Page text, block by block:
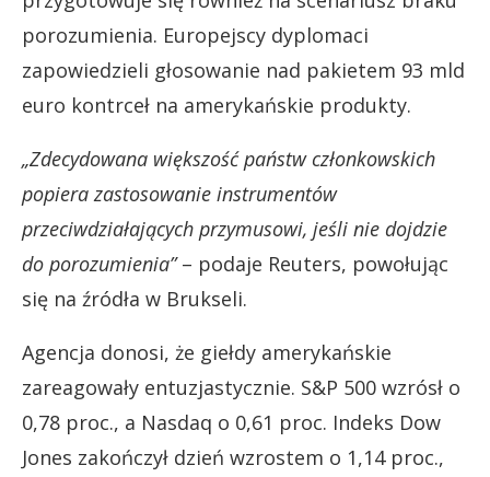
porozumienia. Europejscy dyplomaci
zapowiedzieli głosowanie nad pakietem 93 mld
euro kontrceł na amerykańskie produkty.
„Zdecydowana większość państw członkowskich
popiera zastosowanie instrumentów
przeciwdziałających przymusowi, jeśli nie dojdzie
do porozumienia”– podaje Reuters, powołując
się na źródła w Brukseli.
Agencja donosi, że giełdy amerykańskie
zareagowały entuzjastycznie. S&P 500 wzrósł o
0,78 proc., a Nasdaq o 0,61 proc. Indeks Dow
Jones zakończył dzień wzrostem o 1,14 proc.,